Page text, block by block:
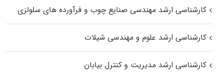
کارشناسی ارشد مهندسی صنایع چوب و فرآورده‌ های سلولزی
کارشناسی ارشد علوم و مهندسی شیلات
کارشناسی ارشد مدیریت و کنترل بیابان